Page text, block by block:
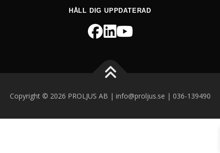
HÅLL DIG UPPDATERAD
Copyright © 2026 PROLJUS AB | info@proljus.se | 036-139490